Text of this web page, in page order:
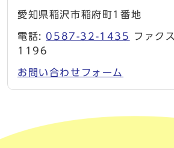
愛知県稲沢市稲府町1番地
電話: 0587-32-1435
ファク
1196
お問い合わせフォーム